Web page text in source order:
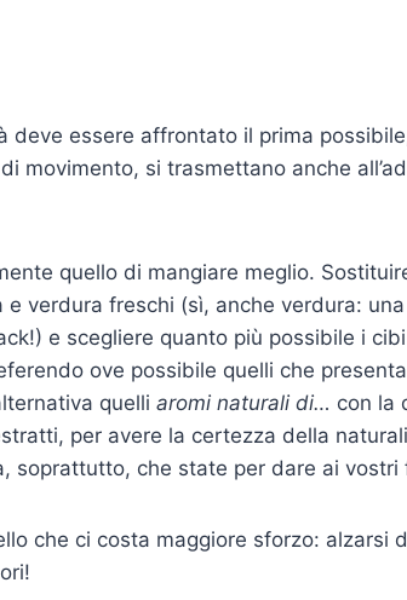
deve essere affrontato il prima
movimento, si trasmettano anche
quello di mangiare meglio.
verdura freschi (sì, anche verdura:
e scegliere quanto più possibile i
ove possibile quelli che
quelli aromi naturali di… con la
per avere la certezza della
soprattutto, che state per dare ai vostri
che ci costa maggiore sforzo: alzarsi